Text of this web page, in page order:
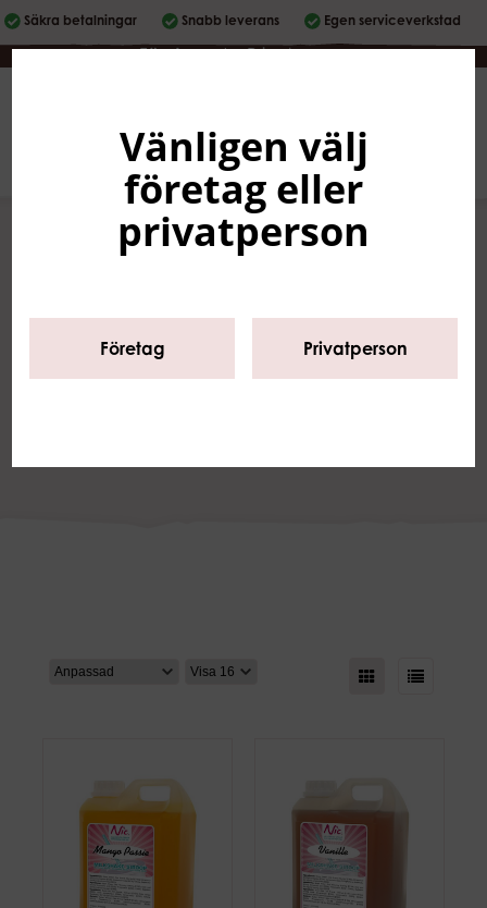
Säkra betalningar Snabb leverans Egen serviceverkstad
Företag | Privatperson
0
Milkshakesyrup!
Vänligen välj
företag eller
privatperson
Företag Privatperson